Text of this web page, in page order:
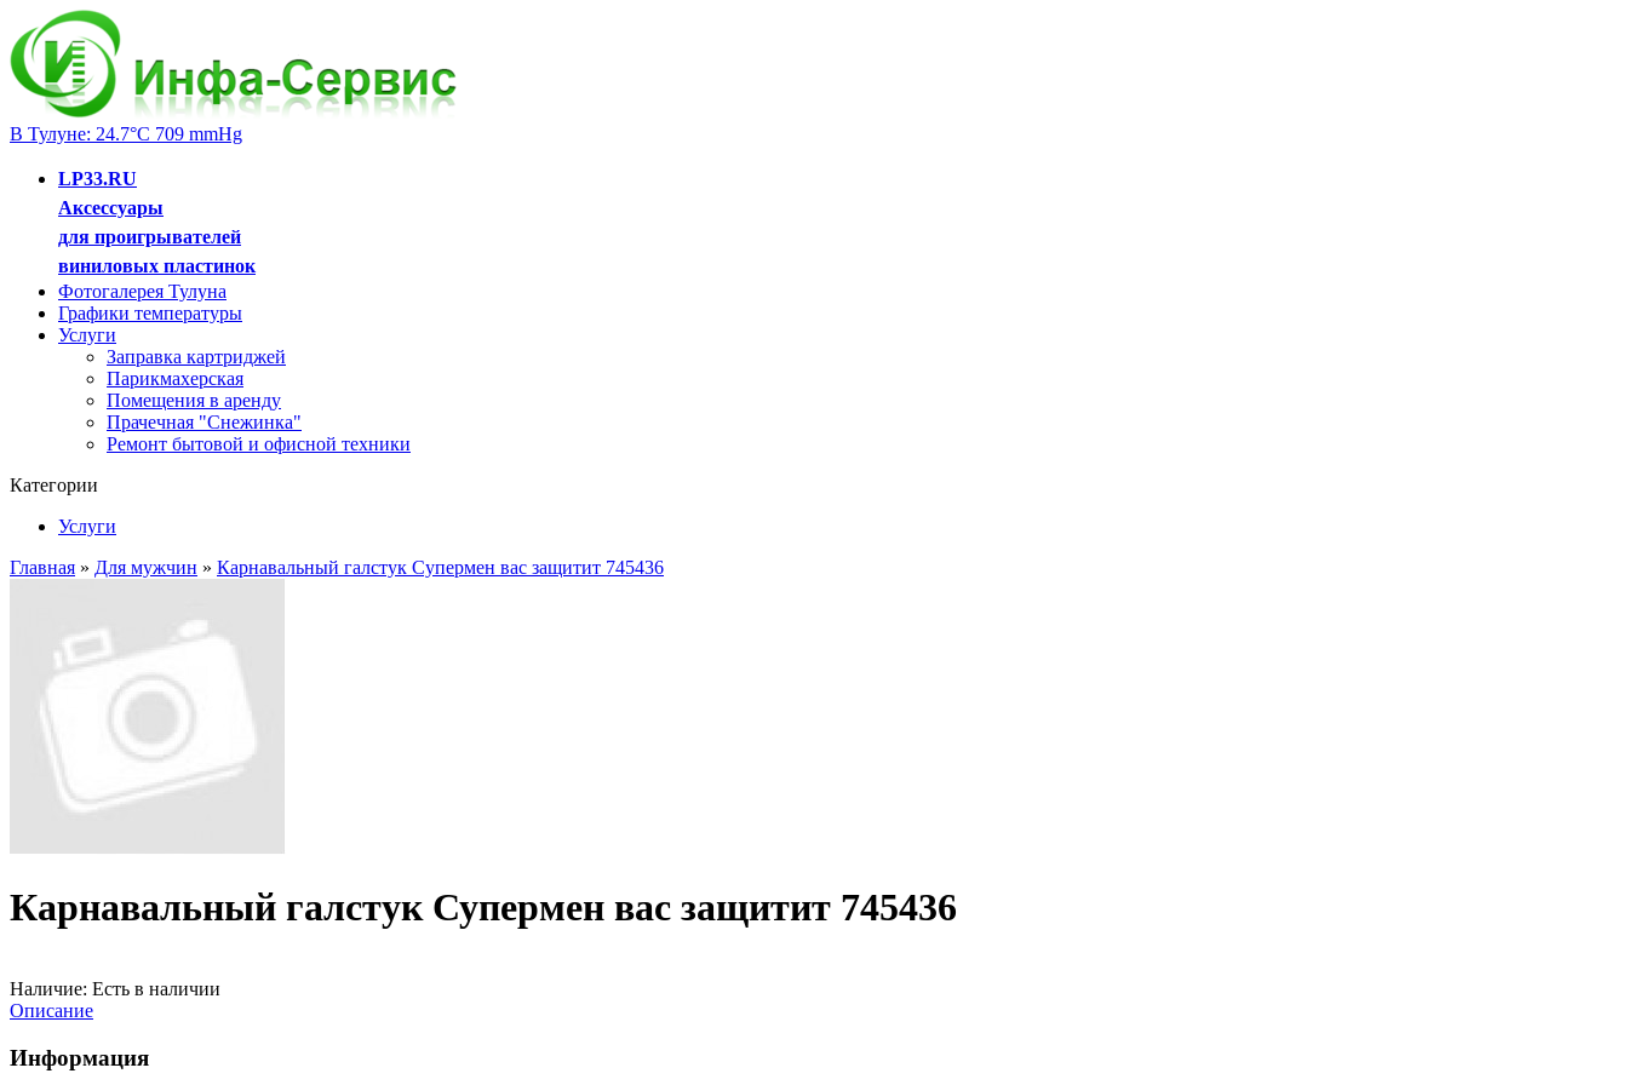
В Тулуне: 24.7°C 709 mmHg
LP33.RU
Аксессуары
для проигрывателей
виниловых пластинок
Фотогалерея Тулуна
Графики температуры
Услуги
Заправка картриджей
Парикмахерская
Помещения в аренду
Прачечная "Снежинка"
Ремонт бытовой и офисной техники
Категории
Услуги
Главная » Для мужчин » Карнавальный галстук Супермен вас защитит 745436
Карнавальный галстук Супермен вас защитит 745436
Наличие: Есть в наличии
Описание
Информация